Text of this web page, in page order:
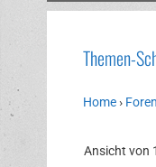
Themen-
Home› Foren
Ansicht von